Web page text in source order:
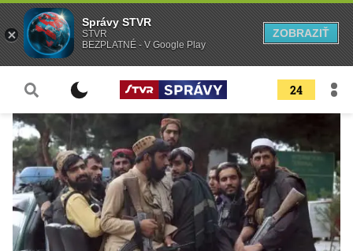
24
Správy STVR
STVR
BEZPLATNÉ - V Google Play
ZOBRAZIŤ